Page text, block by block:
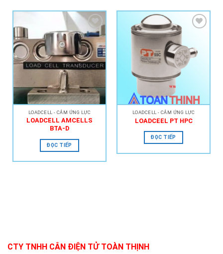
Add to
Wishlist
LOADCELL - CẢM ỨNG LỰC
LOADCELL AMCELLS
BTA-D
ĐỌC TIẾP
Add to
Wishlist
LOADCELL - CẢM ỨNG LỰC
LOADCEEL PT HPC
ĐỌC TIẾP
CTY TNHH CÂN ĐIỆN TỬ TOÀN THỊNH